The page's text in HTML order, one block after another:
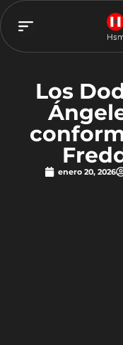
Los
enero 20, 2026